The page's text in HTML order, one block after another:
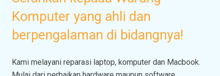
Komputer yang ahli dan
berpengalaman di bidangnya!
Kami melayani reparasi laptop, komputer dan Macbook.